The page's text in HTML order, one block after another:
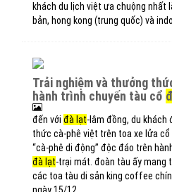
khách du lịch việt ưa chuộng nhất
bản, hong kong (trung quốc) và
trải nghiệm và thưởng thức cà-phê việt trên
hành trình chuyến tàu cổ
đến với đà lạt-lâm đồng, du
thức cà-phê việt trên toa xe lửa cổ
“cà-phê di động” độc đáo trên
đà lạt-trại mát. đoàn tàu ấy mang
các toa tàu di sản king coffee